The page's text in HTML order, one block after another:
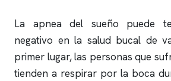
La apnea del sueño puede
negativo en la salud bucal de
primer lugar, las personas que
tienden a respirar por la boca